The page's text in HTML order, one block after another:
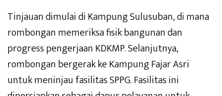
Tinjauan dimulai di Kampung Sulusuban, di mana
rombongan memeriksa fisik bangunan dan
progress pengerjaan KDKMP. Selanjutnya,
rombongan bergerak ke Kampung Fajar Asri
untuk meninjau fasilitas SPPG. Fasilitas ini